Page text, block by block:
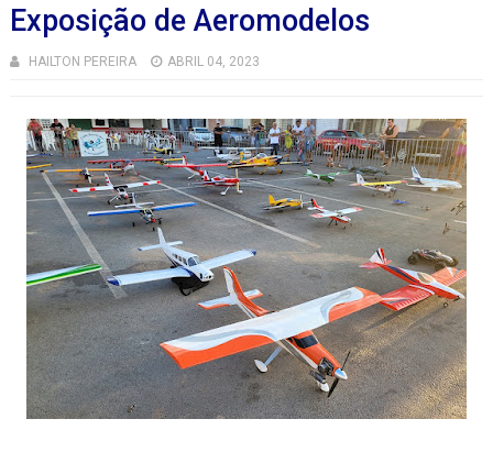
Exposição de Aeromodelos
HAILTON PEREIRA ABRIL 04, 2023